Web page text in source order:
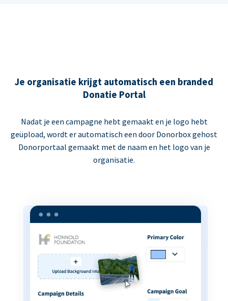
Je organisatie krijgt automatisch een branded
Donatie Portal
Nadat je een campagne hebt gemaakt en je logo hebt
geüpload, wordt er automatisch een door Donorbox gehost
Donorportaal gemaakt met de naam en het logo van je
organisatie.